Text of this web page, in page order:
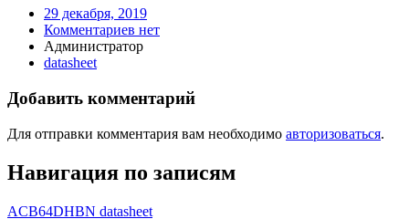
29 декабря, 2019
Комментариев нет
Администратор
datasheet
Добавить комментарий
Для отправки комментария вам необходимо авторизоваться.
Навигация по записям
ACB64DHBN datasheet